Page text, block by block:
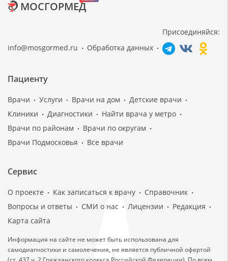
МОСГОРМЕД
info@mosgormed.ru Обработка данных
Присоединяйся:
Пациенту
Врачи Услуги Врачи на дом
Детские врачи
Клиники
Диагностики
Найти врача у метро
Врачи по районам
Врачи по округам
Врачи Подмосковья
Все врачи
Сервис
О проекте Как записаться к врачу
Справочник
Вопросы и ответы
СМИ о нас Лицензии
Редакция
Карта сайта
Информация на сайте не может быть использована для
самодиагностики и самолечения, не является публичной офертой